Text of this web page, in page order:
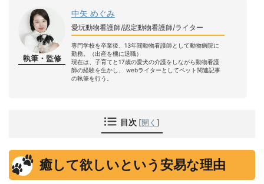
執筆・監修
中矢 めぐみ
愛玩動物看護師/認定動物看護師/ライター
専門学校を卒業後、13年間動物看護師として動物病院に
勤務。（出産を機に退職）
現在は、子育てと17歳の愛犬の介護をしながら動物看護
師の経験を生かし、 webライターとしてペット関連記事
の執筆を行う。
目次 [開く ]
癒して欲しいという安易な理由